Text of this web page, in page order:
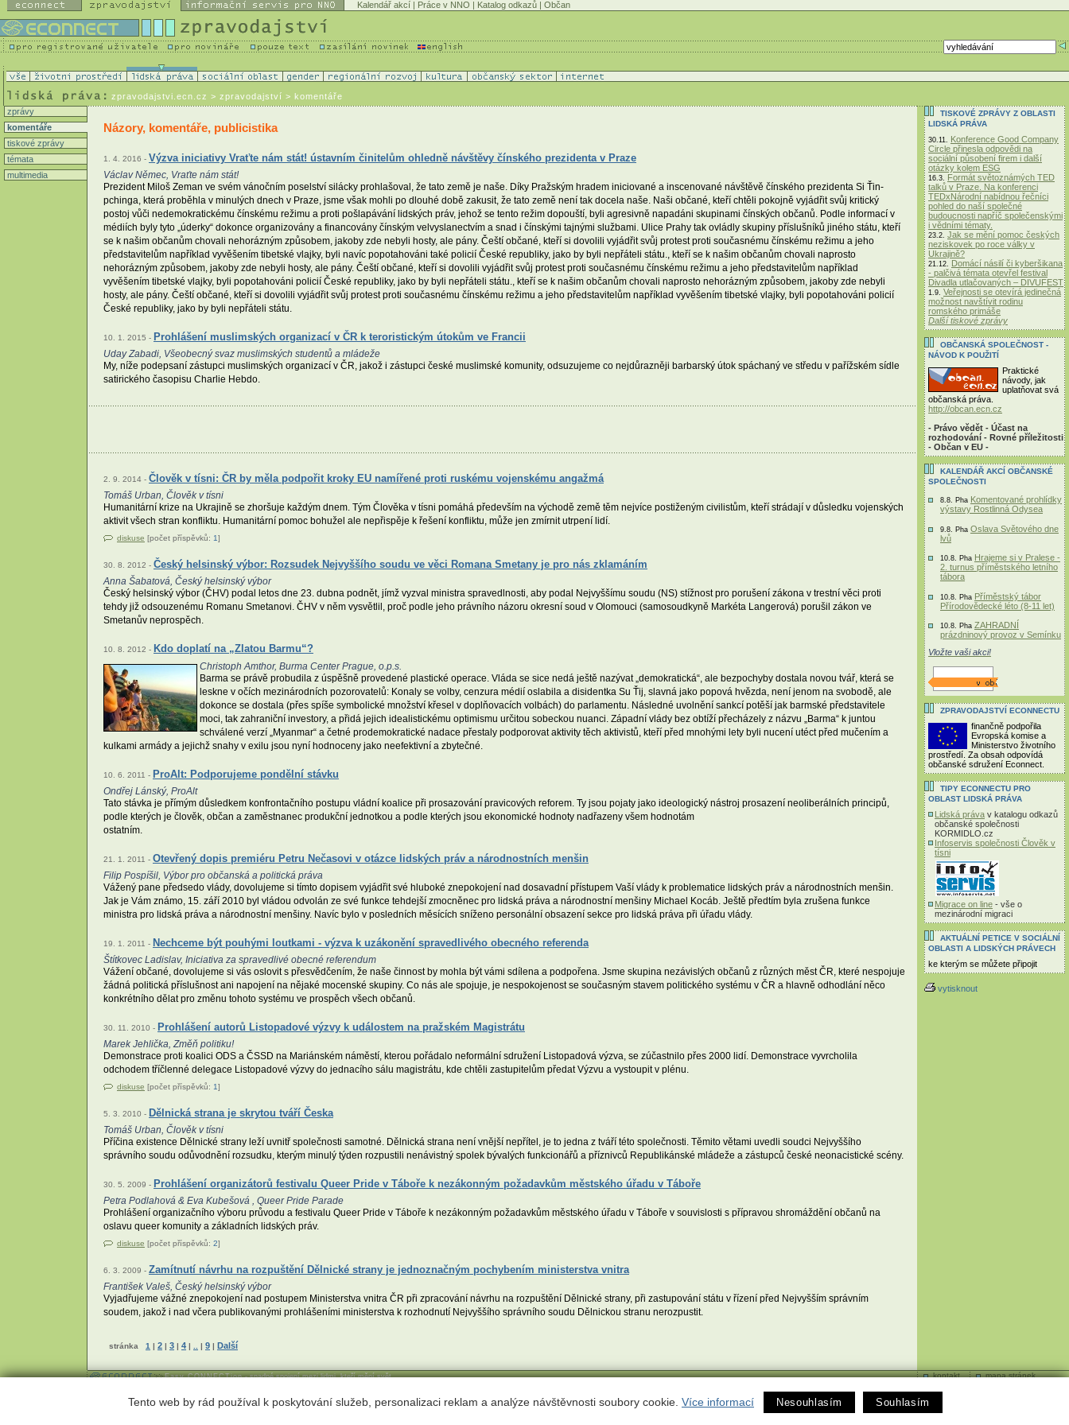
Tento web by rád používal k poskytování služeb, personalizaci reklam a analýze návštěvnosti soubory cookie. Více informací Nesouhlasím Souhlasím
Kalendář akcí | Práce v NNO | Katalog odkazů | Občan
zpravodajstvi.ecn.cz > zpravodajství > komentáře
zprávy
komentáře
tiskové zprávy
témata
multimedia
Názory, komentáře, publicistika
1. 4. 2016 - Výzva iniciativy Vraťte nám stát! ústavním činitelům ohledně návštěvy čínského prezidenta v Praze
Václav Němec, Vraťte nám stát!
Prezident Miloš Zeman ve svém vánočním poselství silácky prohlašoval, že tato země je naše. Díky Pražským hradem iniciované a inscenované návštěvě čínského prezidenta Si Ťin-
pchinga, která proběhla v minulých dnech v Praze, jsme však mohli po dlouhé době zakusit, že tato země není tak docela naše. Naši občané, kteří chtěli pokojně vyjádřit svůj kritický
postoj vůči nedemokratickému čínskému režimu a proti pošlapávání lidských práv, jehož se tento režim dopouští, byli agresivně napadáni skupinami čínských občanů. Podle informací v
médiích byly tyto „úderky“ dokonce organizovány a financovány čínským velvyslanectvím a snad i čínskými tajnými službami. Ulice Prahy tak ovládly skupiny příslušníků jiného státu, kteří
se k našim občanům chovali nehorázným způsobem, jakoby zde nebyli hosty, ale pány. Čeští občané, kteří si dovolili vyjádřit svůj protest proti současnému čínskému režimu a jeho
představitelům například vyvěšením tibetské vlajky, byli navíc popotahováni také policií České republiky, jako by byli nepřáteli státu., kteří se k našim občanům chovali naprosto
nehorázným způsobem, jakoby zde nebyli hosty, ale pány. Čeští občané, kteří si dovolili vyjádřit svůj protest proti současnému čínskému režimu a jeho představitelům například
vyvěšením tibetské vlajky, byli popotahováni policií České republiky, jako by byli nepřáteli státu., kteří se k našim občanům chovali naprosto nehorázným způsobem, jakoby zde nebyli
hosty, ale pány. Čeští občané, kteří si dovolili vyjádřit svůj protest proti současnému čínskému režimu a jeho představitelům například vyvěšením tibetské vlajky, byli popotahováni policií
České republiky, jako by byli nepřáteli státu.
10. 1. 2015 - Prohlášení muslimských organizací v ČR k teroristickým útokům ve Francii
Uday Zabadi, Všeobecný svaz muslimských studentů a mládeže
My, níže podepsaní zástupci muslimských organizací v ČR, jakož i zástupci české muslimské komunity, odsuzujeme co nejdůrazněji barbarský útok spáchaný ve středu v pařížském sídle
satirického časopisu Charlie Hebdo.
2. 9. 2014 - Člověk v tísni: ČR by měla podpořit kroky EU namířené proti ruskému vojenskému angažmá
Tomáš Urban, Člověk v tísni
Humanitární krize na Ukrajině se zhoršuje každým dnem. Tým Člověka v tísni pomáhá především na východě země těm nejvíce postiženým civilistům, kteří strádají v důsledku vojenských
aktivit všech stran konfliktu. Humanitární pomoc bohužel ale nepřispěje k řešení konfliktu, může jen zmírnit utrpení lidí.
diskuse [počet příspěvků: 1]
30. 8. 2012 - Český helsinský výbor: Rozsudek Nejvyššího soudu ve věci Romana Smetany je pro nás zklamáním
Anna Šabatová, Český helsinský výbor
Český helsinský výbor (ČHV) podal letos dne 23. dubna podnět, jímž vyzval ministra spravedlnosti, aby podal Nejvyššímu soudu (NS) stížnost pro porušení zákona v trestní věci proti
tehdy již odsouzenému Romanu Smetanovi. ČHV v něm vysvětlil, proč podle jeho právního názoru okresní soud v Olomouci (samosoudkyně Markéta Langerová) porušil zákon ve
Smetanův neprospěch.
10. 8. 2012 - Kdo doplatí na „Zlatou Barmu“?
Christoph Amthor, Burma Center Prague, o.p.s.
Barma se právě probudila z úspěšně provedené plastické operace. Vláda se sice nedá ještě nazývat „demokratická“, ale bezpochyby dostala novou tvář, která se
leskne v očích mezinárodních pozorovatelů: Konaly se volby, cenzura médií oslabila a disidentka Su Ťij, slavná jako popová hvězda, není jenom na svobodě, ale
dokonce se dostala (přes spíše symbolické množství křesel v doplňovacích volbách) do parlamentu. Následné uvolnění sankcí potěší jak barmské představitele
moci, tak zahraniční investory, a přidá jejich idealistickému optimismu určitou sobeckou nuanci. Západní vlády bez obtíží přecházely z názvu „Barma“ k juntou
schválené verzí „Myanmar“ a četné prodemokratické nadace přestaly podporovat aktivity těch aktivistů, kteří před mnohými lety byli nucení utéct před mučením a
kulkami armády a jejichž snahy v exilu jsou nyní hodnoceny jako neefektivní a zbytečné.
10. 6. 2011 - ProAlt: Podporujeme pondělní stávku
Ondřej Lánský, ProAlt
Tato stávka je přímým důsledkem konfrontačního postupu vládní koalice při prosazování pravicových reforem. Ty jsou pojaty jako ideologický nástroj prosazení neoliberálních principů,
podle kterých je člověk, občan a zaměstnanec produkční jednotkou a podle kterých jsou ekonomické hodnoty nadřazeny všem hodnotám
ostatním.
21. 1. 2011 - Otevřený dopis premiéru Petru Nečasovi v otázce lidských práv a národnostních menšin
Filip Pospíšil, Výbor pro občanská a politická práva
Vážený pane předsedo vlády, dovolujeme si tímto dopisem vyjádřit své hluboké znepokojení nad dosavadní přístupem Vaší vlády k problematice lidských práv a národnostních menšin.
Jak je Vám známo, 15. září 2010 byl vládou odvolán ze své funkce tehdejší zmocněnec pro lidská práva a národnostní menšiny Michael Kocáb. Ještě předtím byla zrušena funkce
ministra pro lidská práva a národnostní menšiny. Navíc bylo v posledních měsících sníženo personální obsazení sekce pro lidská práva při úřadu vlády.
19. 1. 2011 - Nechceme být pouhými loutkami - výzva k uzákonění spravedlivého obecného referenda
Štítkovec Ladislav, Iniciativa za spravedlivé obecné referendum
Vážení občané, dovolujeme si vás oslovit s přesvědčením, že naše činnost by mohla být vámi sdílena a podpořena. Jsme skupina nezávislých občanů z různých měst ČR, které nespojuje
žádná politická příslušnost ani napojení na nějaké mocenské skupiny. Co nás ale spojuje, je nespokojenost se současným stavem politického systému v ČR a hlavně odhodlání něco
konkrétního dělat pro změnu tohoto systému ve prospěch všech občanů.
30. 11. 2010 - Prohlášení autorů Listopadové výzvy k událostem na pražském Magistrátu
Marek Jehlička, Změň politiku!
Demonstrace proti koalici ODS a ČSSD na Mariánském náměstí, kterou pořádalo neformální sdružení Listopadová výzva, se zúčastnilo přes 2000 lidí. Demonstrace vyvrcholila
odchodem tříčlenné delegace Listopadové výzvy do jednacího sálu magistrátu, kde chtěli zastupitelům předat Výzvu a vystoupit v plénu.
diskuse [počet příspěvků: 1]
5. 3. 2010 - Dělnická strana je skrytou tváří Česka
Tomáš Urban, Člověk v tísni
Příčina existence Dělnické strany leží uvnitř společnosti samotné. Dělnická strana není vnější nepřítel, je to jedna z tváří této společnosti. Těmito větami uvedli soudci Nejvyššího
správního soudu odůvodnění rozsudku, kterým minulý týden rozpustili nenávistný spolek bývalých funkcionářů a příznivců Republikánské mládeže a zástupců české neonacistické scény.
30. 5. 2009 - Prohlášení organizátorů festivalu Queer Pride v Táboře k nezákonným požadavkům městského úřadu v Táboře
Petra Podlahová & Eva Kubešová , Queer Pride Parade
Prohlášení organizačního výboru průvodu a festivalu Queer Pride v Táboře k nezákonným požadavkům městského úřadu v Táboře v souvislosti s přípravou shromáždění občanů na
oslavu queer komunity a základních lidských práv.
diskuse [počet příspěvků: 2]
6. 3. 2009 - Zamítnutí návrhu na rozpuštění Dělnické strany je jednoznačným pochybením ministerstva vnitra
František Valeš, Český helsinský výbor
Vyjadřujeme vážné znepokojení nad postupem Ministerstva vnitra ČR při zpracování návrhu na rozpuštění Dělnické strany, při zastupování státu v řízení před Nejvyšším správním
soudem, jakož i nad včera publikovanými prohlášeními ministerstva k rozhodnutí Nejvyššího správního soudu Dělnickou stranu nerozpustit.
stránka 1 | 2 | 3 | 4 | .. | 9 | Další
TISKOVÉ ZPRÁVY Z OBLASTI
LIDSKÁ PRÁVA
30.11. Konference Good Company
Circle přinesla odpovědi na
sociální působení firem i další
otázky kolem ESG
16.3. Formát světoznámých TED
talků v Praze. Na konferenci
TEDxNárodní nabídnou řečníci
pohled do naší společné
budoucnosti napříč společenskými
i vědními tématy.
23.2. Jak se mění pomoc českých
neziskovek po roce války v
Ukrajině?
21.12. Domácí násilí či kyberšikana
- palčivá témata otevřel festival
Divadla utlačovaných – DIVUFEST
1.9. Veřejnosti se otevírá jedinečná
možnost navštívit rodinu
romského primáše
Další tiskové zprávy
OBČANSKÁ SPOLEČNOST -
NÁVOD K POUŽITÍ
Praktické
návody, jak
uplatňovat svá
občanská práva.
http://obcan.ecn.cz
- Právo vědět - Účast na
rozhodování - Rovné příležitosti
- Občan v EU -
KALENDÁŘ AKCÍ OBČANSKÉ
SPOLEČNOSTI
8.8. Pha Komentované prohlídky
výstavy Rostlinná Odysea
9.8. Pha Oslava Světového dne
lvů
10.8. Pha Hrajeme si v Pralese -
2. turnus příměstského letního
tábora
10.8. Pha Příměstský tábor
Přírodovědecké léto (8-11 let)
10.8. Pha ZAHRADNÍ
prázdninový provoz v Semínku
Vložte vaši akci!
ZPRAVODAJSTVÍ ECONNECTU
finančně podpořila
Evropská komise a
Ministerstvo životního
prostředí. Za obsah odpovídá
občanské sdružení Econnect.
TIPY ECONNECTU PRO
OBLAST LIDSKÁ PRÁVA
Lidská práva v katalogu odkazů
občanské společnosti
KORMIDLO.cz
Infoservis společnosti Člověk v
tísni
Migrace on line - vše o
mezinárodní migraci
AKTUÁLNÍ PETICE V SOCIÁLNÍ
OBLASTI A LIDSKÝCH PRÁVECH
ke kterým se můžete připojit
vytisknout
kontakt mapa stránek
Easy CONNECTion- snadné spojení mezi lidmi, kteří mění svět
Econnect,o.s.; Českomalínská 23; 160 00 Praha 6; tel: 224 311 780;econnect@ecn.cz